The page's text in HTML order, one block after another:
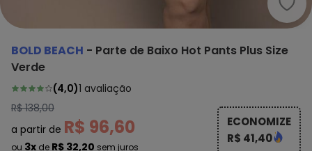
BOLD BEACH - Parte de Baixo Hot Pants Plus Size
Verde
(4,0)1 avaliação
R$ 138,00
a partir de R$ 96,60
ou 3x de R$ 32,20 sem juros
ECONOMIZE
R$ 41,40